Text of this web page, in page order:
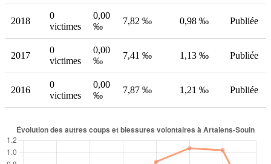
2018
0
victimes
0,00
‰
7,82 ‰ 0,98 ‰ Publiée
2017
0
victimes
0,00
‰
7,41 ‰ 1,13 ‰ Publiée
2016
0
victimes
0,00
‰
7,87 ‰ 1,21 ‰ Publiée